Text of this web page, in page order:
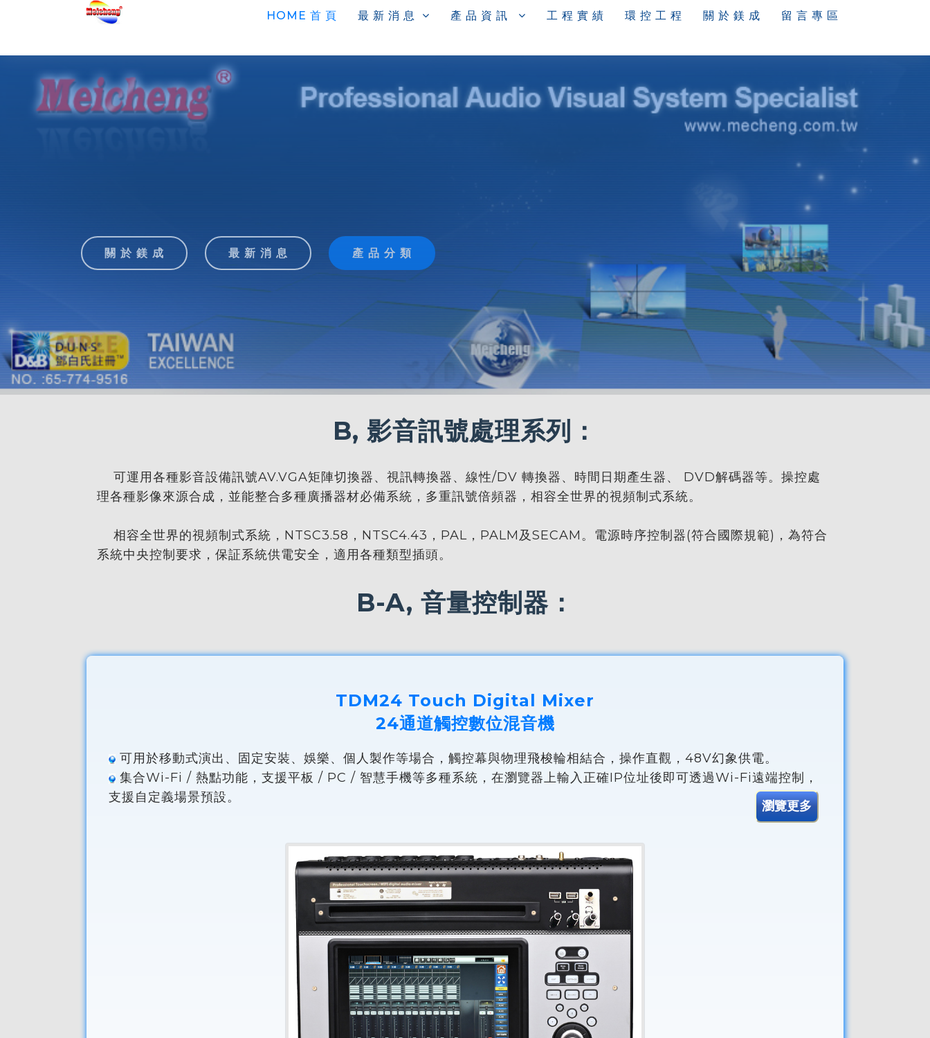
HOME 首 頁 最 新 消 息 產 品 資 訊 工 程 實 績 環 控 工 程 關 於 鎂 成 留 言 專 區
關 於 鎂 成 最 新 消 息 產 品 分 類
B, 影音訊號處理系列：
可運用各種影音設備訊號AV.VGA矩陣切換器、視訊轉換器、線性/DV 轉換器、時間日期產生器、 DVD解碼器等。操控處
理各種影像來源合成，並能整合多種廣播器材必備系統，多重訊號倍頻器，相容全世界的視頻制式系統。
相容全世界的視頻制式系統，NTSC3.58，NTSC4.43，PAL，PALM及SECAM。電源時序控制器(符合國際規範)，為符合
系統中央控制要求，保証系統供電安全，適用各種類型插頭。
B-A, 音量控制器：
TDM24 Touch Digital Mixer
24通道觸控數位混音機
可用於移動式演出、固定安裝、娛樂、個人製作等場合，觸控幕與物理飛梭輪相結合，操作直觀，48V幻象供電。
集合Wi-Fi / 熱點功能，支援平板 / PC / 智慧手機等多種系統，在瀏覽器上輸入正確IP位址後即可透過Wi-Fi遠端控制，
支援自定義場景預設。
瀏覽更多